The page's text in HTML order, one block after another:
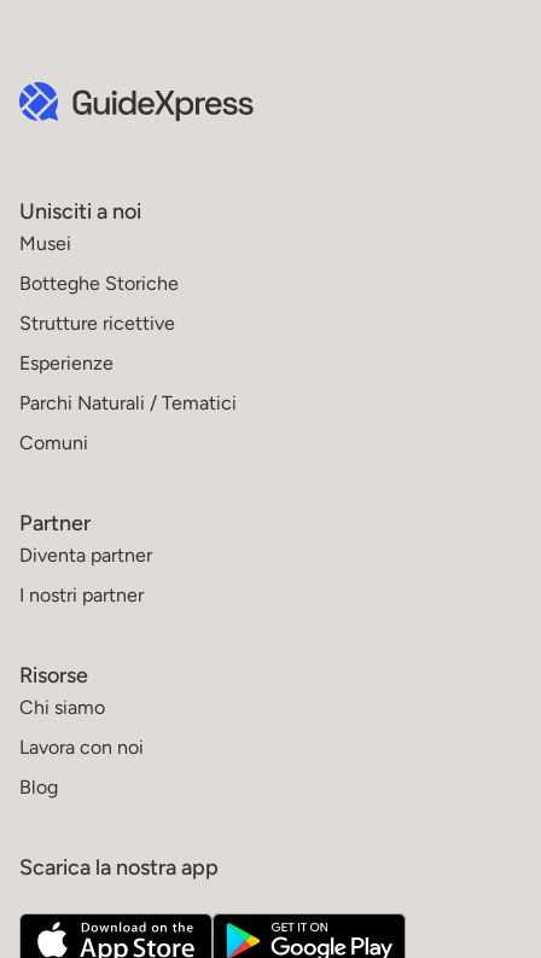
Unisciti a noi
Musei
Botteghe Storiche
Strutture ricettive
Esperienze
Parchi Naturali / Tematici
Comuni
Partner
Diventa partner
I nostri partner
Risorse
Chi siamo
Lavora con noi
Blog
Scarica la nostra app